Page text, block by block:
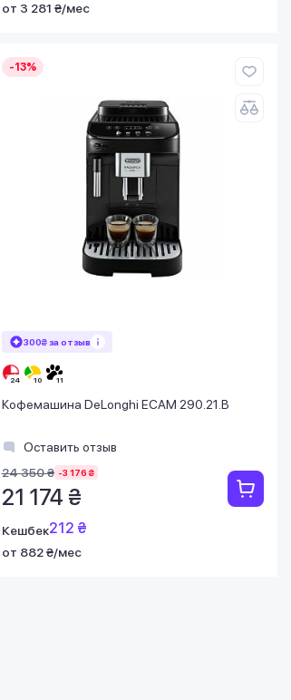
от 3 281 ₴/мес
-13%
300₴ за отзыв
Кофемашина DeLonghi ECAM 290.21.B
Оставить отзыв
24 350 ₴ -3 176 ₴
21 174 ₴
Кешбек212 ₴
от 882 ₴/мес